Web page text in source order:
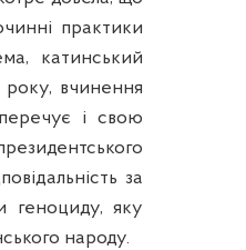
практики
катинський
року, вчинення
і свою
за
геноциду, яку
народу.